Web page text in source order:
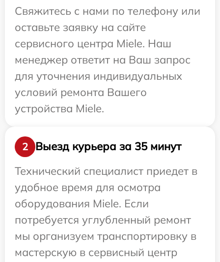
Свяжитесь с нами по телефону или
оставьте заявку на сайте
сервисного центра Miele. Наш
менеджер ответит на Ваш запрос
для уточнения индивидуальных
условий ремонта Вашего
устройства Miele.
2
Выезд курьера за 35 минут
Технический специалист приедет в
удобное время для осмотра
оборудования Miele. Если
потребуется углубленный ремонт
мы организуем транспортировку в
мастерскую в сервисный центр